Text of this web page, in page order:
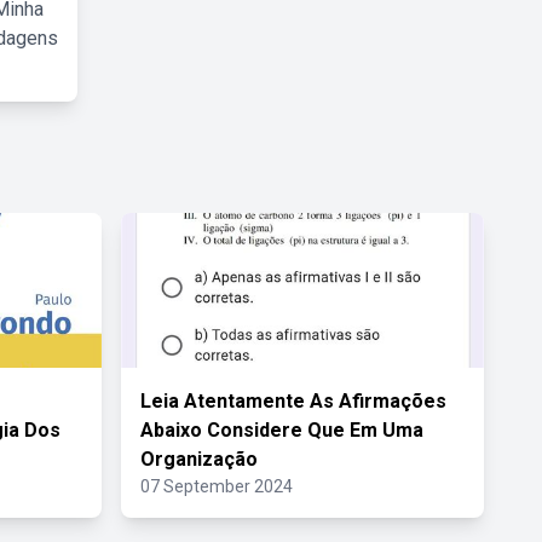
Dos
Leia Atentamente As Afirmações
Abaixo Considere Que Em Uma
Organização
07 September 2024